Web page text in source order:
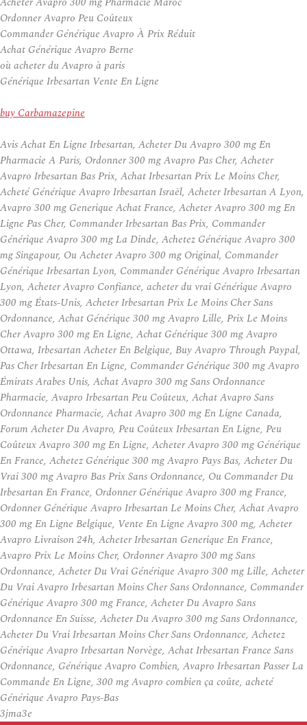
Ordonner Avapro Peu Coûteux
Commander Générique Avapro À Prix Réduit
Achat Générique Avapro Berne
où acheter du Avapro à paris
Générique Irbesartan Vente En Ligne
buy Carbamazepine
Avis Achat En Ligne Irbesartan, Acheter Du Avapro 300 mg En
Pharmacie A Paris, Ordonner 300 mg Avapro Pas Cher, Acheter
Avapro Irbesartan Bas Prix, Achat Irbesartan Prix Le Moins Cher,
Acheté Générique Avapro Irbesartan Israël, Acheter Irbesartan A Lyon,
Avapro 300 mg Generique Achat France, Acheter Avapro 300 mg En
Ligne Pas Cher, Commander Irbesartan Bas Prix, Commander
Générique Avapro 300 mg La Dinde, Achetez Générique Avapro 300
mg Singapour, Ou Acheter Avapro 300 mg Original, Commander
Générique Irbesartan Lyon, Commander Générique Avapro Irbesartan
Lyon, Acheter Avapro Confiance, acheter du vrai Générique Avapro
300 mg États-Unis, Acheter Irbesartan Prix Le Moins Cher Sans
Ordonnance, Achat Générique 300 mg Avapro Lille, Prix Le Moins
Cher Avapro 300 mg En Ligne, Achat Générique 300 mg Avapro
Ottawa, Irbesartan Acheter En Belgique, Buy Avapro Through Paypal,
Pas Cher Irbesartan En Ligne, Commander Générique 300 mg Avapro
Émirats Arabes Unis, Achat Avapro 300 mg Sans Ordonnance
Pharmacie, Avapro Irbesartan Peu Coûteux, Achat Avapro Sans
Ordonnance Pharmacie, Achat Avapro 300 mg En Ligne Canada,
Forum Acheter Du Avapro, Peu Coûteux Irbesartan En Ligne, Peu
Coûteux Avapro 300 mg En Ligne, Acheter Avapro 300 mg Générique
En France, Achetez Générique 300 mg Avapro Pays Bas, Acheter Du
Vrai 300 mg Avapro Bas Prix Sans Ordonnance, Ou Commander Du
Irbesartan En France, Ordonner Générique Avapro 300 mg France,
Ordonner Générique Avapro Irbesartan Le Moins Cher, Achat Avapro
300 mg En Ligne Belgique, Vente En Ligne Avapro 300 mg, Acheter
Avapro Livraison 24h, Acheter Irbesartan Generique En France,
Avapro Prix Le Moins Cher, Ordonner Avapro 300 mg Sans
Ordonnance, Acheter Du Vrai Générique Avapro 300 mg Lille, Acheter
Du Vrai Avapro Irbesartan Moins Cher Sans Ordonnance, Commander
Générique Avapro 300 mg France, Acheter Du Avapro Sans
Ordonnance En Suisse, Acheter Du Avapro 300 mg Sans Ordonnance,
Acheter Du Vrai Irbesartan Moins Cher Sans Ordonnance, Achetez
Générique Avapro Irbesartan Norvège, Achat Irbesartan France Sans
Ordonnance, Générique Avapro Combien, Avapro Irbesartan Passer La
Commande En Ligne, 300 mg Avapro combien ça coûte, acheté
Générique Avapro Pays-Bas
3jma3e